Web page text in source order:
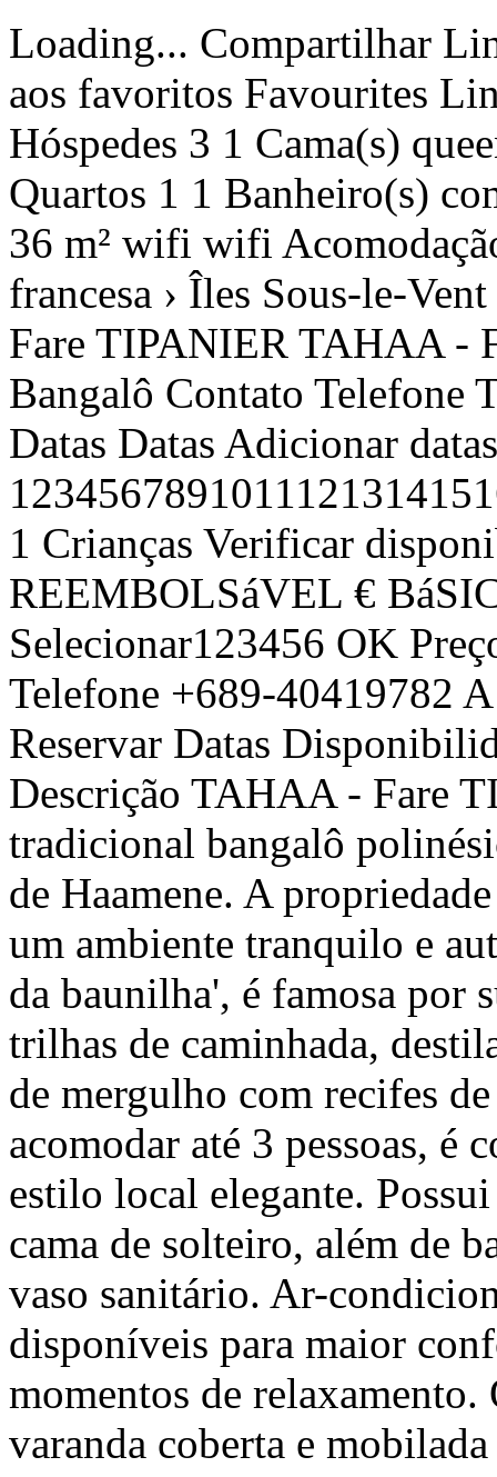
Loading... Compartilhar Link copiado Ver fotos Adicionar aos favoritos Favourites Link copiado Compartilhar Hóspedes 3 1 Cama(s) queen size1 Cama(s) de solteiro 2 1 Quartos 1 1 Banheiro(s) com chuveiro1 Banheiro(s) 2 36 m² 36 m² wifi wifi AcomodaçãoMapaOfertas1 › Polinésia francesa › Îles Sous-le-Vent › Tahaa › Haamene › TAHAA - Fare TIPANIER TAHAA - Fare TIPANIER Haamene - Bangalô Contato Telefone Telefone A partir de /noite€ 171 Datas Datas Adicionar datas Adultos 12345678910111213141516171819202122232425262728293031323334353637383940 1 Crianças Verificar disponibilidade € NãO REEMBOLSáVEL € BáSICO Crianças Nº crianças Selecionar123456 OK Preçopor noites Reservar Contato Telefone +689-40419782 A partir de € 171 /noiteDatas Preço Reservar Datas Disponibilidade e preços Acomodação Descrição TAHAA - Fare TIPANIER O Fare Tipanier é um tradicional bangalô polinésio localizado em Tahaa, na baía de Haamene. A propriedade possui 7 bangalôs, oferecendo um ambiente tranquilo e autêntico. Tahaa, apelidada de 'ilha da baunilha', é famosa por suas plantações de baunilha, trilhas de caminhada, destilarias de rum e excelentes locais de mergulho com recifes de coral. O Bangalô: Ele pode acomodar até 3 pessoas, é confortável e decorado em um estilo local elegante. Possui uma cama queen size e uma cama de solteiro, além de banheiro privativo com chuveiro e vaso sanitário. Ar-condicionado e ventilador estão disponíveis para maior conforto, bem como uma TV para momentos de relaxamento. O bangalô se abre para uma varanda coberta e mobilada com mesa e cadeiras, ideal para saborear um café da manhã, descansar ou ler seu livro favorito. O Motu, pier, caiaques e bicicletas: Os visitantes podem acessar um motu privado equipado como praia, ideal para relaxar e praticar snorkel. Caiaques e bicicletas estão disponíveis para explorar a baía e arredores. O pier também permite pescar, entrar na água ou admirar os lindos pôr do sol. Deixe-se seduzir pelo cenário paradisíaco, onde a tranquilidade da baía de Haamene e a beleza do lago de Tahaa criam um local de estadia inesquecível. Refeições e bar: Como o bangalô não possui cozinha, um serviço de alimentação em meia pensão está disponível com café da manhã e jantar (exceto bebidas). Você precisará reservá-lo antes da sua chegada, seja no momento da reserva (nos extras opcionais) ou posteriormente em sua área de viajante. A meia pensão deverá ser paga no local antes da sua partida. Meia pensão adulta (a partir de 12 anos) a 6.300 xpf por pessoa Meia pensão infantil (menores de 12 anos) pela metade do preço, ou seja, 3.150 xpf por criança. Crianças de 0 a 3 anos comem gratuitamente. Um bar oferece bebidas alcoólicas e não alcoólicas, incluindo a cerveja local Hinano. Acesso a Tahaa: Tahaa é acessível a partir do aeroporto de Raiatea por barco particular ou por balsa a partir do cais de Uturoa. As transferências devem ser organizadas de acordo com os horários de voo ou do Apetahi Express. Tarifas específicas se aplicam de acordo com o meio de transporte e o horário de chegada, com serviços gratuitos para crianças de 0 a 3 anos. * Transferência de barco particular do aeroporto de Uturoa em Raiatea. Ela é fornecida durante o dia apenas para voos que aterrissar entre 07h00 e 16h00 e decolar entre 07h30 e 17h00. Ida simples 8.400 xpf para 1 a 2 pessoas - 2.625 xpf por pessoa adicional Ida e volta 16.800 xpf para 1 a 2 pessoas - 5.250 xpf por pessoa adicional Fora desses horários, a tarifa noturna é aplicada, adicionando 10.000 xpf à tarifa de transferência acima mencionada. Não há transferência após as 18h30 *Ou você pode pegar um táxi até o cais de Uturoa, de onde o ônibus TTR faz o trajeto entre as duas ilhas apenas durante o dia. Você precisará descer no cais de Haamene. Um traslado de carro do cais pode ser providenciado para você, mas deve ser reservado com antecedência. Passagem só de ida por pessoa 2.000 xpf Passagem de ida e volta por pessoa 4.000 xpf Se você estiver chegando no Apetahi Express: Você precisará descer no Tapuamu Quay e nos informar seu horário de chegada para o traslado de carro. Ida e volta por pessoa 2.000 xpf Viagem de ida e volta por pessoa 4.000 xpf O ESSENCIAL: - De frente para a lagoa - Motu e pontão privativo - Caiaques e bicicletas gratuitos - Bangalô com ar-condicionado - Conexão de internet Wifi - TV no quarto - Berço mediante solicitação NB: A disponibilidade deste bangalô deve ser verificada antes da confirmação de sua estadia. Todas as reservas estão sujeitas à aceitação de nossos termos e condições gerais de venda, que podem ser visualizados no site da REVA Dreams. Mais